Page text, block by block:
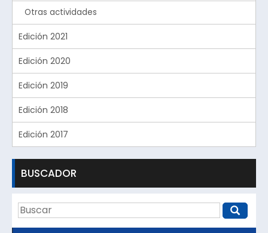
Otras actividades
Edición 2021
Edición 2020
Edición 2019
Edición 2018
Edición 2017
BUSCADOR